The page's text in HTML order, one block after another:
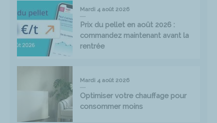
Mardi 4 août 2026
Prix du pellet en août 2026 :
commandez maintenant avant la
rentrée
Mardi 4 août 2026
Optimiser votre chauffage pour
consommer moins